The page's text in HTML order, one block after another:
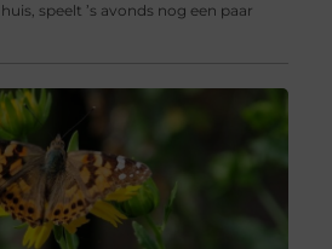
huis, speelt ’s avonds nog een paar